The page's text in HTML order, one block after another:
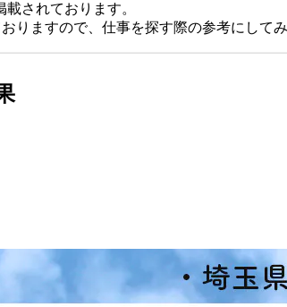
されております。
りますので、仕事を探す際の参考にしてみ